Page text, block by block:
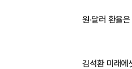
원·달러 환율
김석환 미래에